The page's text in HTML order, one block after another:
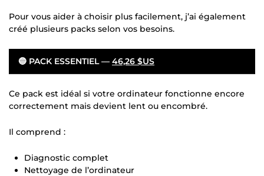
Pour vous aider à choisir plus facilement, j’ai également
créé plusieurs packs selon vos besoins.
🔵 PACK ESSENTIEL — 46,26 $US
Ce pack est idéal si votre ordinateur fonctionne encore
correctement mais devient lent ou encombré.
Il comprend :
Diagnostic complet
Nettoyage de l’ordinateur